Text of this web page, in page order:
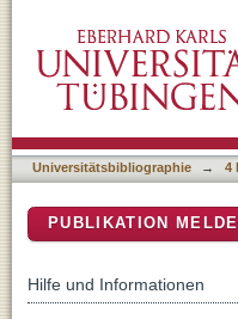
episode
schizophrenia
Universitätsbibliographie → 4
PUBLIKATION
Hilfe und Informationen